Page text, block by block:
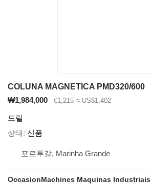
COLUNA MAGNETICA PMD320/600
₩1,984,000
€1,215 ≈ US$1,402
드릴
상태
신품
포르투갈, Marinha Grande
OccasionMachines Maquinas Industriais